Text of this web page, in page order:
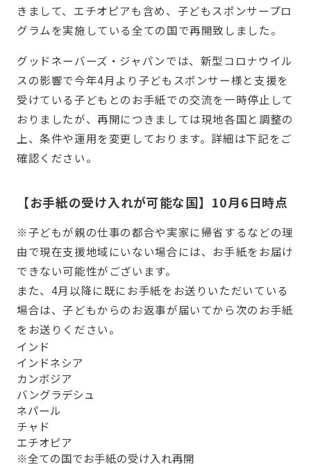
きまして、エチオピアも含め、子どもスポンサープロ
グラムを実施している全ての国で再開致しました。
グッドネーバーズ・ジャパンでは、新型コロナウイル
スの影響で今年4月より子どもスポンサー様と支援を
受けている子どもとのお手紙での交流を一時停止して
おりましたが、再開につきましては現地各国と調整の
上、条件や運用を変更しております。詳細は下記をご
確認ください。
【お手紙の受け入れが可能な国】10月6日時点
※子どもが親の仕事の都合や実家に帰省するなどの理
由で現在支援地域にいない場合には、お手紙をお届け
できない可能性がございます。
また、4月以降に既にお手紙をお送りいただいている
場合は、子どもからのお返事が届いてから次のお手紙
をお送りください。
インド
インドネシア
カンボジア
バングラデシュ
ネパール
チャド
エチオピア
※全ての国でお手紙の受け入れ再開